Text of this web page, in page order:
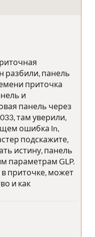
разбили, панель
приточка
и
панель через
там уверили,
ошибка ln,
подскажите,
истину, панель
параметрам GLP.
приточке, может
и как